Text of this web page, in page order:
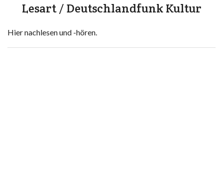
Lesart / Deutschlandfunk Kultur
Hier nachlesen und -hören.